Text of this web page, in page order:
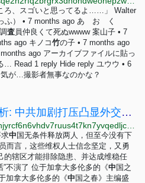
ろ、スゴいと思ってるよ……」 Walter
っふ） • 7 months ago あ お く
査員仲良くて死ぬwwww 案山子 • 7
ago キノコ竹の子 • 7 months ago
ago アーカイブファイルに貼っ
… Read 1 reply Hide reply ユウウ • 6
が…撮影者無事なのかな？
维权律师遭逐出北京 分析: 中共加剧打压凸显外交困境
求中 国无条件释放两人，但至今没有下
而言，这些维权人士信念坚定，又勇
的辖区才能排除隐患、并达成维稳任
”不演了 位于加拿大多伦多的《中 国之
加拿大多伦多的《中 国之春》主编盛